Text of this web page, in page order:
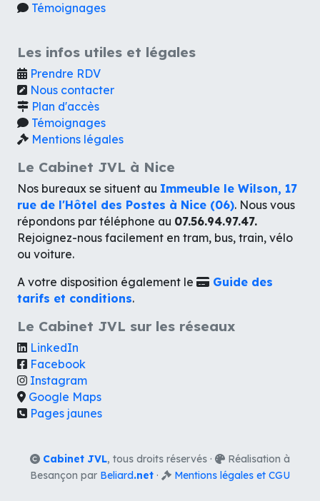
Témoignages
Les infos utiles et légales
Prendre RDV
Nous contacter
Plan d'accès
Témoignages
Mentions légales
Le Cabinet JVL à Nice
Nos bureaux se situent au Immeuble le Wilson, 17
rue de l'Hôtel des Postes à Nice (06). Nous vous
répondons par téléphone au 07.56.94.97.47.
Rejoignez-nous facilement en tram, bus, train, vélo
ou voiture.
A votre disposition également le
Guide des
tarifs et conditions.
Le Cabinet JVL sur les réseaux
LinkedIn
Facebook
Instagram
Google Maps
Pages jaunes
Cabinet JVL, tous droits réservés ·
Réalisation à
Besançon par Beliard.net · Mentions légales et CGU